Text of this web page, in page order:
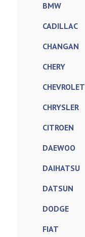
BMW
CADILLAC
CHANGAN
CHERY
CHEVROLET
CHRYSLER
CITROEN
DAEWOO
DAIHATSU
DATSUN
DODGE
FIAT